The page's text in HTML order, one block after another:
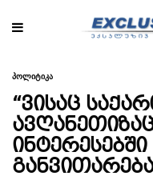
პოლიტიკა
“ვისაც
ინტერესებში